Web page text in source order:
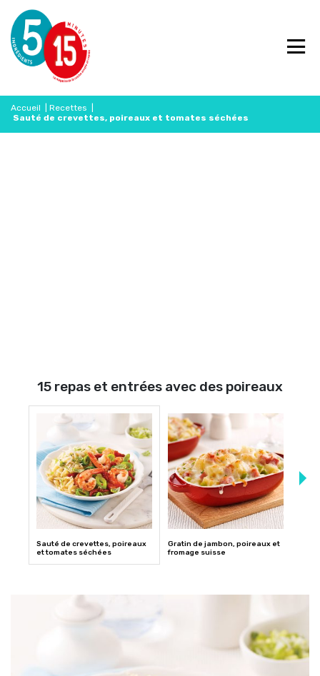
Accueil Recettes
Sauté de crevettes, poireaux et tomates séchées
15 repas et entrées avec des poireaux
Sauté de crevettes, poireaux
et tomates séchées
Gratin de jambon, poireaux et
fromage suisse